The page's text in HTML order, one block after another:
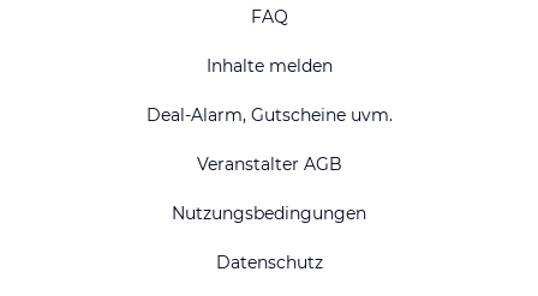
FAQ
Inhalte melden
Deal-Alarm, Gutscheine uvm.
Veranstalter AGB
Nutzungsbedingungen
Datenschutz